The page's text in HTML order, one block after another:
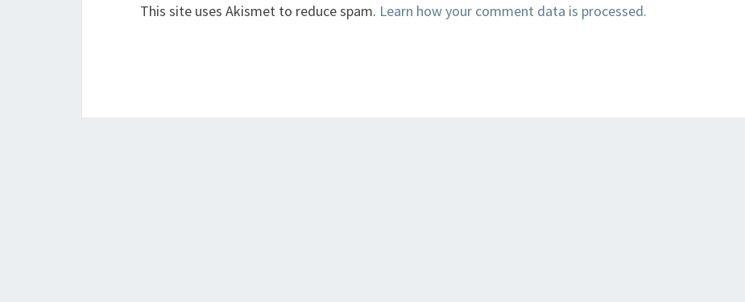
This site uses Akismet to reduce spam. Learn how your comment data is processed.